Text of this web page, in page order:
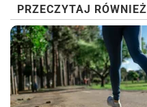
PRZECZYTAJ RÓWNIEŻ